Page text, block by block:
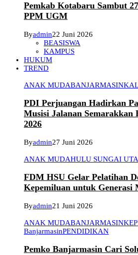
Pemkab Kotabaru Sambut
PPM UGM
Byadmin22 Juni 2026
BEASISWA
KAMPUS
HUKUM
TREND
ANAK MUDABANJARMASIN
PDI Perjuangan Hadirkan
Musisi Jalanan Semarakkan
2026
Byadmin27 Juni 2026
ANAK MUDAHULU SUNGAI
FDM HSU Gelar Pelatihan
Kepemiluan untuk Generasi
Byadmin21 Juni 2026
ANAK MUDABANJARMASIN
BanjarmasinPENDIDIKAN
Pemko Banjarmasin Cari